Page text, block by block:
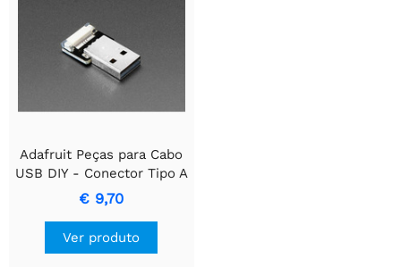
Adafruit Peças para Cabo
USB DIY - Conector Tipo A
Reto
€ 9,70
Ver produto